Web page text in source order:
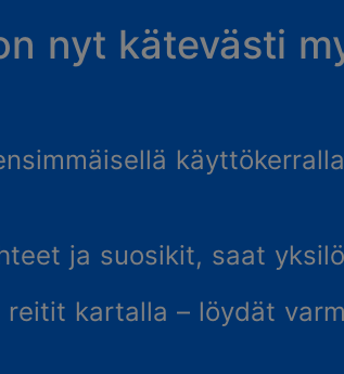
nyt kätevästi
ja suosikit, saat
reitit kartalla – löydät